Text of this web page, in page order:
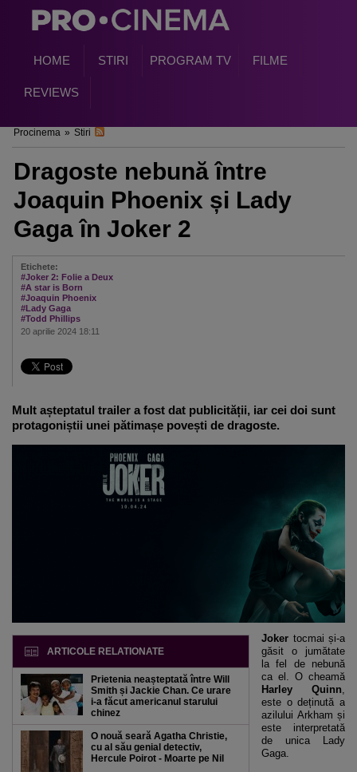
HOME STIRI PROGRAM TV FILME
REVIEWS
Procinema » Stiri
Dragoste nebună între
Joaquin Phoenix și Lady
Gaga în Joker 2
Etichete:
#Joker 2: Folie a Deux
#A star is Born
#Joaquin Phoenix
#Lady Gaga
#Todd Phillips
20 aprilie 2024 18:11
Mult așteptatul trailer a fost dat publicității, iar cei doi sunt
protagoniștii unei pătimașe povești de dragoste.
ARTICOLE RELATIONATE
Prietenia neașteptată între Will
Smith și Jackie Chan. Ce urare
i-a făcut americanul starului
chinez
O nouă seară Agatha Christie,
cu al său genial detectiv,
Hercule Poirot - Moarte pe Nil
Joker tocmai și-a
găsit o jumătate
la fel de nebună
ca el. O cheamă
Harley Quinn,
este o deținută a
azilului Arkham și
este interpretată
de unica Lady
Gaga.